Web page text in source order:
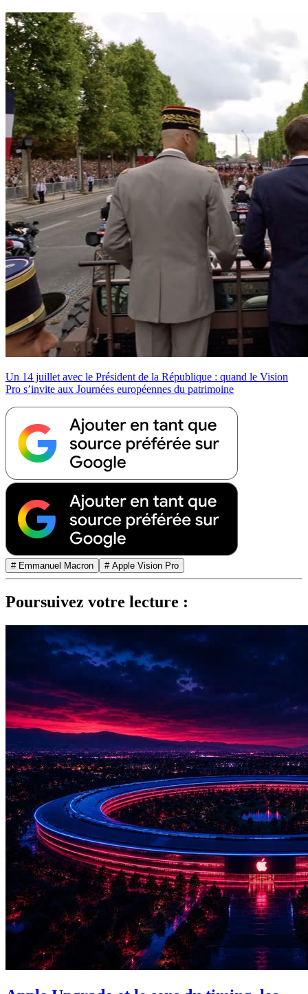
Un 14 juillet avec le Président de la République : quand le Vision
Pro s’invite aux Journées européennes du patrimoine
# Emmanuel Macron # Apple Vision Pro
Poursuivez votre lecture :